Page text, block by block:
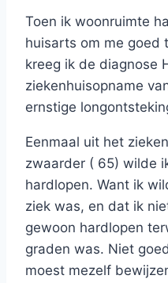
Toen ik woonruimte
huisarts om me goed
kreeg ik de diagnose
ziekenhuisopname
ernstige
Eenmaal uit het
zwaarder ( 65) wilde
hardlopen. Want ik
ziek was, en dat ik
gewoon hardlopen
graden was. Niet
moest mezelf